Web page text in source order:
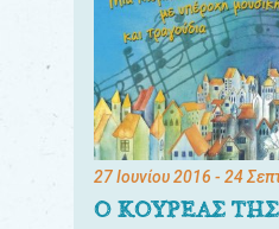
27 Ιουνίου 2016 - 24
Ο ΚΟΥΡΕΑΣ